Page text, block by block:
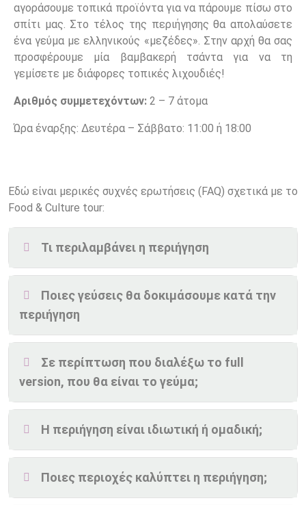
αγοράσουμε τοπικά προϊόντα για να πάρουμε πίσω στο
σπίτι μας. Στο τέλος της περιήγησης θα απολαύσετε
ένα γεύμα με ελληνικούς «μεζέδες». Στην αρχή θα σας
προσφέρουμε μία βαμβακερή τσάντα για να τη
γεμίσετε με διάφορες τοπικές λιχουδιές!
Αριθμός συμμετεχόντων: 2 – 7 άτομα
Ώρα έναρξης: Δευτέρα – Σάββατο: 11:00 ή 18:00
Εδώ είναι μερικές συχνές ερωτήσεις (FAQ) σχετικά με το
Food & Culture tour:
Τι περιλαμβάνει η περιήγηση
Ποιες γεύσεις θα δοκιμάσουμε κατά την
περιήγηση
Σε περίπτωση που διαλέξω το full
version, που θα είναι το γεύμα;
Η περιήγηση είναι ιδιωτική ή ομαδική;
Ποιες περιοχές καλύπτει η περιήγηση;